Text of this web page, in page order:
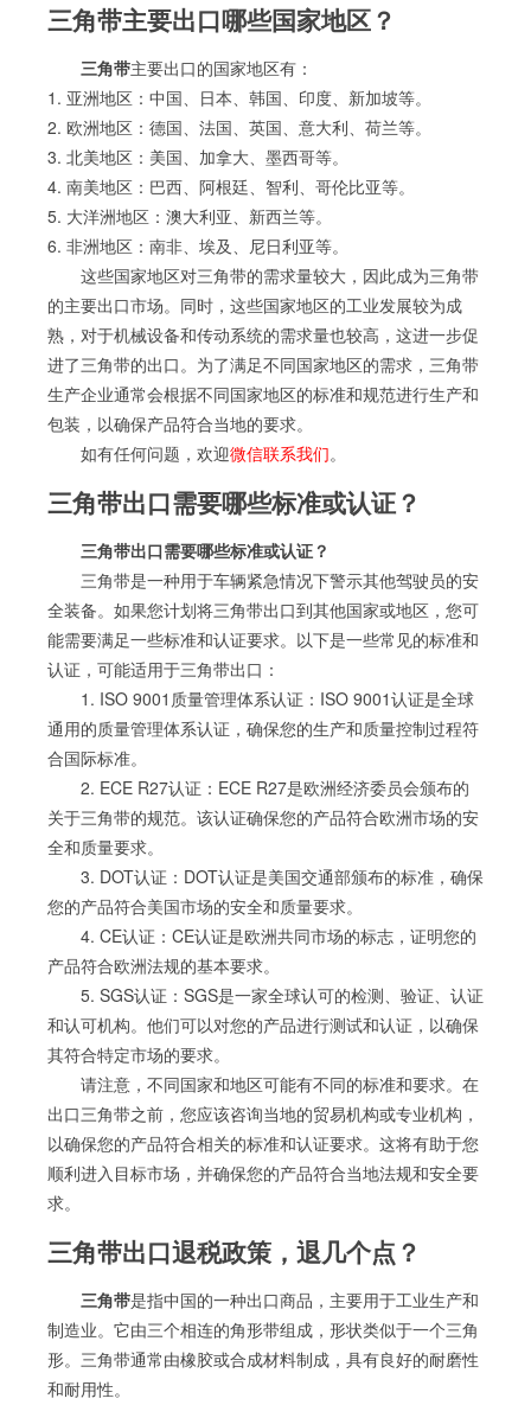
三角带主要出口哪些国家地区？
三角带主要出口的国家地区有：
1. 亚洲地区：中国、日本、韩国、印度、新加坡等。
2. 欧洲地区：德国、法国、英国、意大利、荷兰等。
3. 北美地区：美国、加拿大、墨西哥等。
4. 南美地区：巴西、阿根廷、智利、哥伦比亚等。
5. 大洋洲地区：澳大利亚、新西兰等。
6. 非洲地区：南非、埃及、尼日利亚等。
这些国家地区对三角带的需求量较大，因此成为三角带
的主要出口市场。同时，这些国家地区的工业发展较为成
熟，对于机械设备和传动系统的需求量也较高，这进一步促
进了三角带的出口。为了满足不同国家地区的需求，三角带
生产企业通常会根据不同国家地区的标准和规范进行生产和
包装，以确保产品符合当地的要求。
如有任何问题，欢迎微信联系我们。
三角带出口需要哪些标准或认证？
三角带出口需要哪些标准或认证？
三角带是一种用于车辆紧急情况下警示其他驾驶员的安
全装备。如果您计划将三角带出口到其他国家或地区，您可
能需要满足一些标准和认证要求。以下是一些常见的标准和
认证，可能适用于三角带出口：
1. ISO 9001质量管理体系认证：ISO 9001认证是全球
通用的质量管理体系认证，确保您的生产和质量控制过程符
合国际标准。
2. ECE R27认证：ECE R27是欧洲经济委员会颁布的
关于三角带的规范。该认证确保您的产品符合欧洲市场的安
全和质量要求。
3. DOT认证：DOT认证是美国交通部颁布的标准，确保
您的产品符合美国市场的安全和质量要求。
4. CE认证：CE认证是欧洲共同市场的标志，证明您的
产品符合欧洲法规的基本要求。
5. SGS认证：SGS是一家全球认可的检测、验证、认证
和认可机构。他们可以对您的产品进行测试和认证，以确保
其符合特定市场的要求。
请注意，不同国家和地区可能有不同的标准和要求。在
出口三角带之前，您应该咨询当地的贸易机构或专业机构，
以确保您的产品符合相关的标准和认证要求。这将有助于您
顺利进入目标市场，并确保您的产品符合当地法规和安全要
求。
三角带出口退税政策，退几个点？
三角带是指中国的一种出口商品，主要用于工业生产和
制造业。它由三个相连的角形带组成，形状类似于一个三角
形。三角带通常由橡胶或合成材料制成，具有良好的耐磨性
和耐用性。